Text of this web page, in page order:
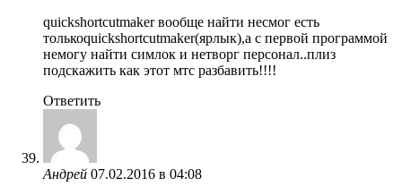
quickshortcutmaker вообще найти несмог есть
толькоquickshortcutmaker(ярлык),а с первой программой
немогу найти симлок и нетворг персонал..плиз
подскажить как этот мтс разбавить!!!!
Ответить
Андрей 07.02.2016 в 04:08